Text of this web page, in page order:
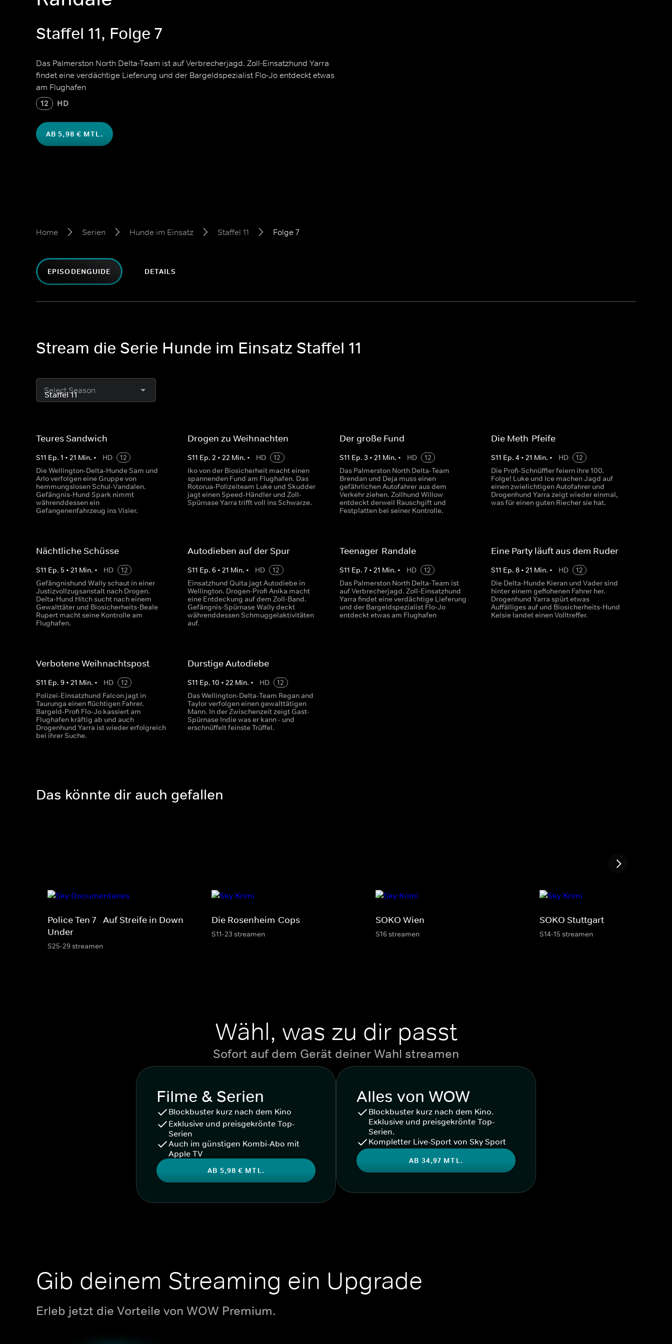
Staffel 11, Folge 7
Das Palmerston North Delta-Team ist auf Verbrecherjagd. Zoll-Einsatzhund Yarra
findet eine verdächtige Lieferung und der Bargeldspezialist Flo-Jo entdeckt etwas
am Flughafen
12 HD
AB 5,98 € MTL.
Home Serien Hunde im Einsatz Staffel 11 Folge 7
EPISODENGUIDE DETAILS
Stream die Serie Hunde im Einsatz Staffel 11
Select Season
Teures Sandwich
S11 Ep. 1 • 21 Min. • HD
12
Die Wellington-Delta-Hunde Sam und
Arlo verfolgen eine Gruppe von
hemmungslosen Schul-Vandalen.
Gefängnis-Hund Spark nimmt
währenddessen ein
Gefangenenfahrzeug ins Visier.
Drogen zu Weihnachten
S11 Ep.2 •22 Min. • HD
12
Iko von der Biosicherheit macht einen
spannenden Fund am Flughafen. Das
Rotorua-Polizeiteam Luke und Skudder
jagt einen Speed-Händler und Zoll-
Spürnase Yarra trifft voll ins Schwarze.
Der große Fund
S11 Ep. 3 • 21 Min. • HD
12
Das Palmerston North Delta-Team
Brendan und Deja muss einen
gefährlichen Autofahrer aus dem
Verkehr ziehen. Zollhund Willow
entdeckt derweil Rauschgift und
Festplatten bei seiner Kontrolle.
Die Meth-Pfeife
S11 Ep. 4 • 21 Min. • HD
12
Die Profi-Schnüffler feiern ihre 100.
Folge! Luke und Ice machen Jagd auf
einen zwielichtigen Autofahrer und
Drogenhund Yarra zeigt wieder einmal,
was für einen guten Riecher sie hat.
Nächtliche Schüsse
S11 Ep. 5 • 21 Min. • HD
12
Gefängnishund Wally schaut in einer
Justizvollzugsanstalt nach Drogen.
Delta-Hund Hitch sucht nach einem
Gewalttäter und Biosicherheits-Beale
Rupert macht seine Kontrolle am
Flughafen.
Autodieben auf der Spur
S11 Ep.6 •21 Min. • HD
12
Einsatzhund Quita jagt Autodiebe in
Wellington. Drogen-Profi Anika macht
eine Entdeckung auf dem Zoll-Band.
Gefängnis-Spürnase Wally deckt
währenddessen Schmuggelaktivitäten
auf.
Teenager-Randale
S11 Ep. 7• 21 Min. • HD
12
Das Palmerston North Delta-Team ist
auf Verbrecherjagd. Zoll-Einsatzhund
Yarra findet eine verdächtige Lieferung
und der Bargeldspezialist Flo-Jo
entdeckt etwas am Flughafen
Eine Party läuft aus dem Ruder
S11 Ep. 8• 21 Min. • HD
12
Die Delta-Hunde Kieran und Vader sind
hinter einem geflohenen Fahrer her.
Drogenhund Yarra spürt etwas
Auffälliges auf und Biosicherheits-Hund
Kelsie landet einen Volltreffer.
Verbotene Weihnachtspost
S11 Ep. 9 • 21 Min. • HD
12
Polizei-Einsatzhund Falcon jagt in
Taurunga einen flüchtigen Fahrer.
Bargeld-Profi Flo-Jo kassiert am
Flughafen kräftig ab und auch
Drogenhund Yarra ist wieder erfolgreich
bei ihrer Suche.
Durstige Autodiebe
S11 Ep.10 •22 Min. • HD
12
Das Wellington-Delta-Team Regan and
Taylor verfolgen einen gewalttätigen
Mann. In der Zwischenzeit zeigt Gast-
Spürnase Indie was er kann - und
erschnüffelt feinste Trüffel.
Das könnte dir auch gefallen
Police Ten 7 - Auf Streife in Down
Under
S25-29 streamen
Die Rosenheim-Cops
S11-23 streamen
SOKO Wien
S16 streamen
SOKO Stuttgart
S14-15 streamen
Wähl, was zu dir passt
Sofort auf dem Gerät deiner Wahl streamen
Filme & Serien
Blockbuster kurz nach dem Kino
Exklusive und preisgekrönte Top-
Serien
Auch im günstigen Kombi-Abo mit
Apple TV
AB 5,98 € MTL.
Alles von WOW
Blockbuster kurz nach dem Kino.
Exklusive und preisgekrönte Top-
Serien.
Kompletter Live-Sport von Sky Sport
AB 34,97 MTL.
Gib deinem Streaming ein Upgrade
Erleb jetzt die Vorteile von WOW Premium.